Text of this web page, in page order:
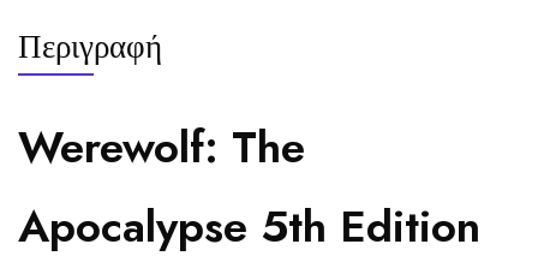
Περιγραφή
Werewolf: The
Apocalypse 5th Edition